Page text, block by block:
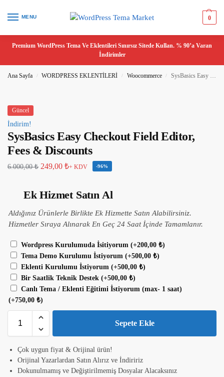
MENU 0
Premium WordPress Tema Ve Eklentileri Sınırsız Sitede Kullan. % 90’a Varan
İndirimler
Ana Sayfa / WORDPRESS EKLENTİLERİ / Woocommerce / SysBasics Easy Checkout Field Editor, Fees & Discounts
Güncel
İndirim!
SysBasics Easy Checkout Field Editor,
Fees & Discounts
6.000,00₺ 249,00 ₺+ KDV -96%
Ek Hizmet Satın Al
Aldığınız Ürünlerle Birlikte Ek Hizmette Satın Alabilirsiniz.
Hizmetler Sıraya Alınarak En Geç 24 Saat İçinde Tamamlanır.
Wordpress Kurulumuda İsitiyorum (+200,00 ₺)
Tema Demo Kurulumu İstiyorum (+500,00 ₺)
Eklenti Kurulumu İstiyorum (+500,00 ₺)
Bir Saatlik Teknik Destek (+500,00 ₺)
Canlı Tema / Eklenti Eğitimi İstiyorum (max- 1 saat)
(+750,00 ₺)
Sepete Ekle
Çok uygun fiyat & Orijinal ürün!
Orijinal Yazarlardan Satın Alırız ve İndiririz
Dokunulmamış ve Değiştirilmemiş Dosyalar Alacaksınız